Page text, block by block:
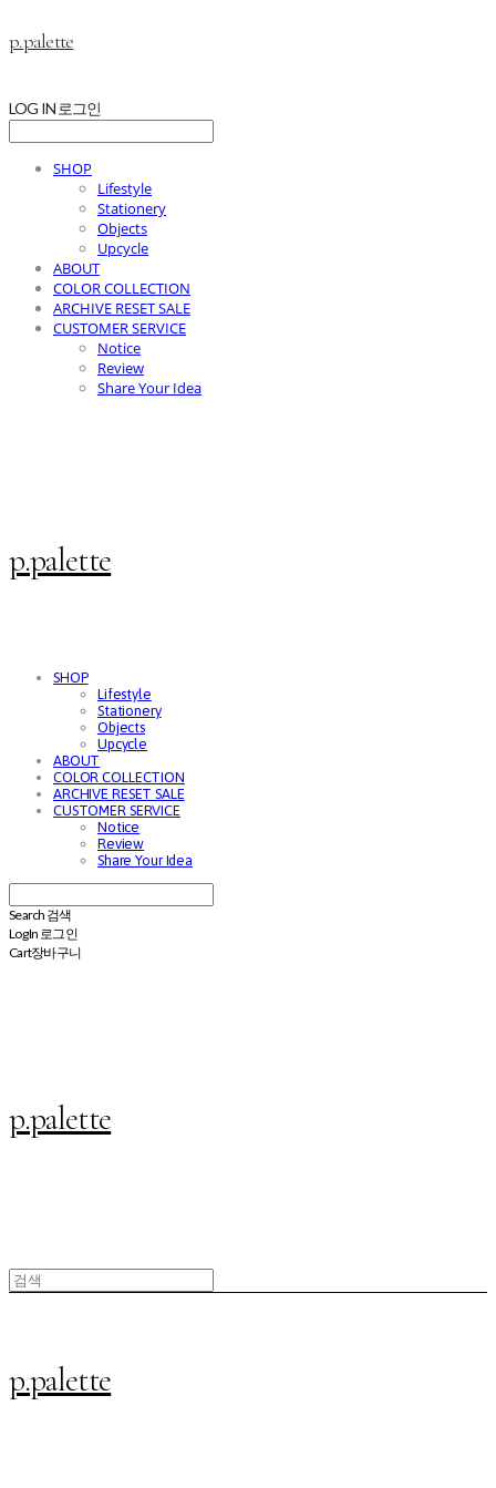
p.palette
LOG IN 로그인
SHOP
Lifestyle
Stationery
Objects
Upcycle
ABOUT
COLOR COLLECTION
ARCHIVE RESET SALE
CUSTOMER SERVICE
Notice
Review
Share Your Idea
p.palette
SHOP
Lifestyle
Stationery
Objects
Upcycle
ABOUT
COLOR COLLECTION
ARCHIVE RESET SALE
CUSTOMER SERVICE
Notice
Review
Share Your Idea
Search 검색
Log In 로그인
Cart장바구니
p.palette
p.palette